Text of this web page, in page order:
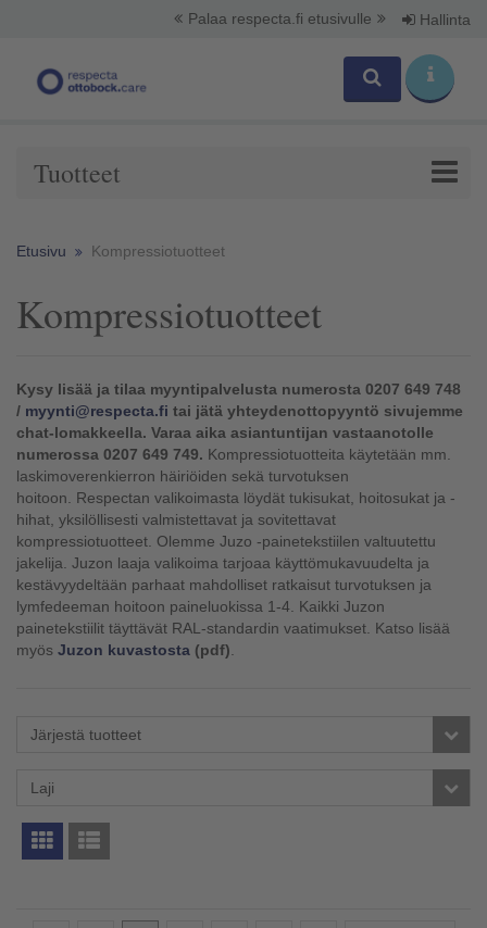
Palaa respecta.fi etusivulle Hallinta
Tuotteet
Etusivu Kompressiotuotteet
Kompressiotuotteet
Kysy lisää ja tilaa myyntipalvelusta numerosta 0207 649 748
/ myynti@respecta.fi tai jätä yhteydenottopyyntö sivujemme
chat-lomakkeella. Varaa aika asiantuntijan vastaanotolle
numerossa 0207 649 749. Kompressiotuotteita käytetään mm.
laskimoverenkierron häiriöiden sekä turvotuksen
hoitoon. Respectan valikoimasta löydät tukisukat, hoitosukat ja -
hihat, yksilöllisesti valmistettavat ja sovitettavat
kompressiotuotteet. Olemme Juzo -painetekstiilen valtuutettu
jakelija. Juzon laaja valikoima tarjoaa käyttömukavuudelta ja
kestävyydeltään parhaat mahdolliset ratkaisut turvotuksen ja
lymfedeeman hoitoon paineluokissa 1-4. Kaikki Juzon
painetekstiilit täyttävät RAL-standardin vaatimukset. Katso lisää
myös Juzon kuvastosta (pdf)
Järjestä tuotteet
Laji